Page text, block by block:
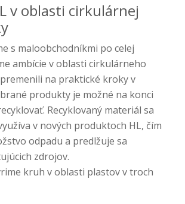
v oblasti cirkulárnej
s maloobchodníkmi po celej
ambície v oblasti cirkulárneho
na praktické kroky v
produkty je možné na konci
Recyklovaný materiál sa
v nových produktoch HL, čím
odpadu a predlžuje sa
zdrojov.
kruh v oblasti plastov v troch